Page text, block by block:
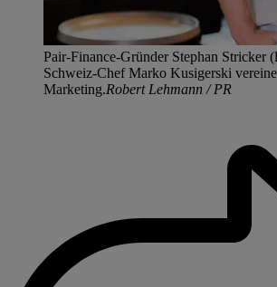
Pair-Finance-Gründer Stephan Stricker
Schweiz-Chef Marko Kusigerski
Marketing.Robert Lehmann / PR